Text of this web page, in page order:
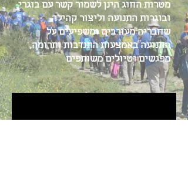
מטרות החוג הינןלשמור קשר עם בוגרי
ובוגרות התנועה וליצור קהילה
שחבריה מעורבים ומשפיעים על
התנועה באמצעות התנדבות ותרומה,
מפגשים וטיולים משותפים